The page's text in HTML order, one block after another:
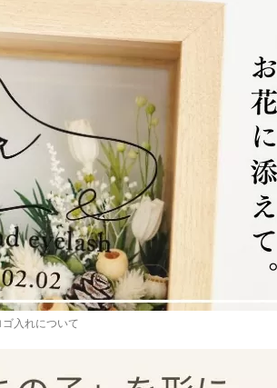
ゴ入れについて